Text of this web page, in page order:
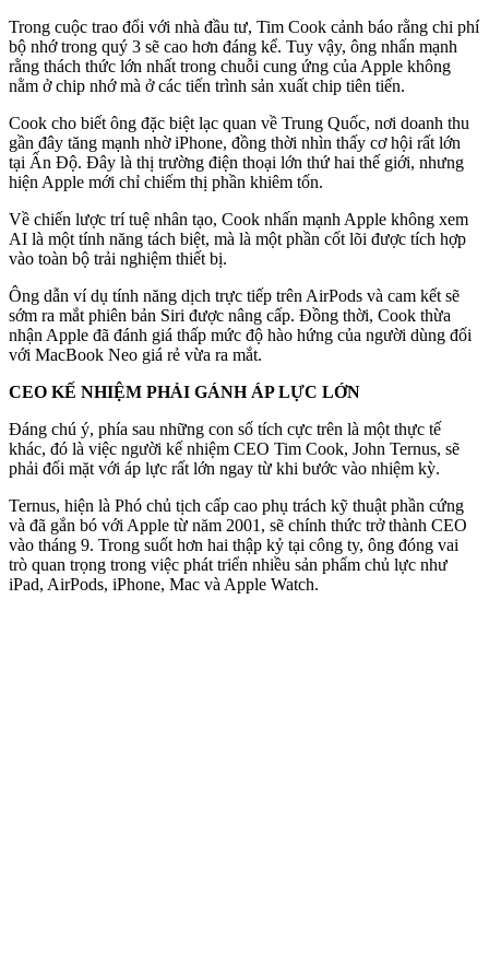
Trong cuộc trao đổi với nhà đầu tư, Tim Cook cảnh báo rằng chi phí
bộ nhớ trong quý 3 sẽ cao hơn đáng kể. Tuy vậy, ông nhấn mạnh
rằng thách thức lớn nhất trong chuỗi cung ứng của Apple không
nằm ở chip nhớ mà ở các tiến trình sản xuất chip tiên tiến.
Cook cho biết ông đặc biệt lạc quan về Trung Quốc, nơi doanh thu
gần đây tăng mạnh nhờ iPhone, đồng thời nhìn thấy cơ hội rất lớn
tại Ấn Độ. Đây là thị trường điện thoại lớn thứ hai thế giới, nhưng
hiện Apple mới chỉ chiếm thị phần khiêm tốn.
Về chiến lược trí tuệ nhân tạo, Cook nhấn mạnh Apple không xem
AI là một tính năng tách biệt, mà là một phần cốt lõi được tích hợp
vào toàn bộ trải nghiệm thiết bị.
Ông dẫn ví dụ tính năng dịch trực tiếp trên AirPods và cam kết sẽ
sớm ra mắt phiên bản Siri được nâng cấp. Đồng thời, Cook thừa
nhận Apple đã đánh giá thấp mức độ hào hứng của người dùng đối
với MacBook Neo giá rẻ vừa ra mắt.
CEO KẾ NHIỆM PHẢI GÁNH ÁP LỰC LỚN
Đáng chú ý, phía sau những con số tích cực trên là một thực tế
khác, đó là việc người kế nhiệm CEO Tim Cook, John Ternus, sẽ
phải đối mặt với áp lực rất lớn ngay từ khi bước vào nhiệm kỳ.
Ternus, hiện là Phó chủ tịch cấp cao phụ trách kỹ thuật phần cứng
và đã gắn bó với Apple từ năm 2001, sẽ chính thức trở thành CEO
vào tháng 9. Trong suốt hơn hai thập kỷ tại công ty, ông đóng vai
trò quan trọng trong việc phát triển nhiều sản phẩm chủ lực như
iPad, AirPods, iPhone, Mac và Apple Watch.